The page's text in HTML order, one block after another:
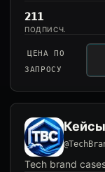
211
ПОДПИСЧ.
ЦЕНА ПО
ЗАПРОСУ
Tech brand